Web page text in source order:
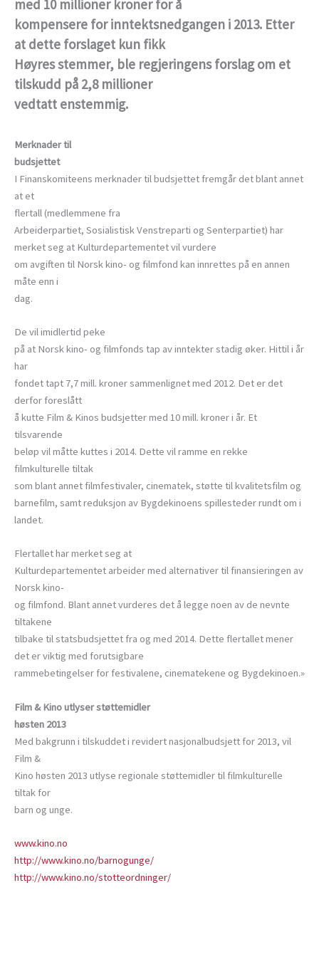
med 10 millioner kroner for å
kompensere for inntektsnedgangen i 2013. Etter
at dette forslaget kun fikk
Høyres stemmer, ble regjeringens forslag om et
tilskudd på 2,8 millioner
vedtatt enstemmig.
Merknader til
budsjettet
I Finanskomiteens merknader til budsjettet fremgår det blant annet
at et
flertall (medlemmene fra
Arbeiderpartiet, Sosialistisk Venstreparti og Senterpartiet) har
merket seg at Kulturdepartementet vil vurdere
om avgiften til Norsk kino- og filmfond kan innrettes på en annen
måte enn i
dag.
De vil imidlertid peke
på at Norsk kino- og filmfonds tap av inntekter stadig øker. Hittil i år
har
fondet tapt 7,7 mill. kroner sammenlignet med 2012. Det er det
derfor foreslått
å kutte Film & Kinos budsjetter med 10 mill. kroner i år. Et
tilsvarende
beløp vil måtte kuttes i 2014. Dette vil ramme en rekke
filmkulturelle tiltak
som blant annet filmfestivaler, cinematek, støtte til kvalitetsfilm og
barnefilm, samt reduksjon av Bygdekinoens spillesteder rundt om i
landet.
Flertallet har merket seg at
Kulturdepartementet arbeider med alternativer til finansieringen av
Norsk kino-
og filmfond. Blant annet vurderes det å legge noen av de nevnte
tiltakene
tilbake til statsbudsjettet fra og med 2014. Dette flertallet mener
det er viktig med forutsigbare
rammebetingelser for festivalene, cinematekene og Bygdekinoen.»
Film & Kino utlyser støttemidler
høsten 2013
Med bakgrunn i tilskuddet i revidert nasjonalbudsjett for 2013, vil
Film &
Kino høsten 2013 utlyse regionale støttemidler til filmkulturelle
tiltak for
barn og unge.
www.kino.no
http://www.kino.no/barnogunge/
http://www.kino.no/stotteordninger/